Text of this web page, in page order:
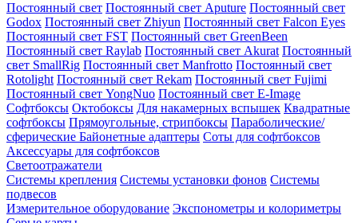
Постоянный свет Постоянный свет Aputure Постоянный свет
Godox Постоянный свет Zhiyun Постоянный свет Falcon Eyes
Постоянный свет FST Постоянный свет GreenBeen
Постоянный свет Raylab Постоянный свет Akurat Постоянный
свет SmallRig Постоянный свет Manfrotto Постоянный свет
Rotolight Постоянный свет Rekam Постоянный свет Fujimi
Постоянный свет YongNuo Постоянный свет E-Image
Софтбоксы Октобоксы Для накамерных вспышек Квадратные
софтбоксы Прямоугольные, стрипбоксы Параболические/
сферические Байонетныe адаптеры Соты для софтбоксов
Аксессуары для софтбоксов
Светоотражатели
Системы крепления Системы установки фонов Системы
подвесов
Измерительное оборудование Экспонометры и колориметры